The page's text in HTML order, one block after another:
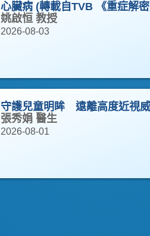
心臟病 (轉載自TVB 《重症解
姚啟恒 教授
2026-08-03
守護兒童明眸 遠離高度近視
張秀娟 醫生
2026-08-01